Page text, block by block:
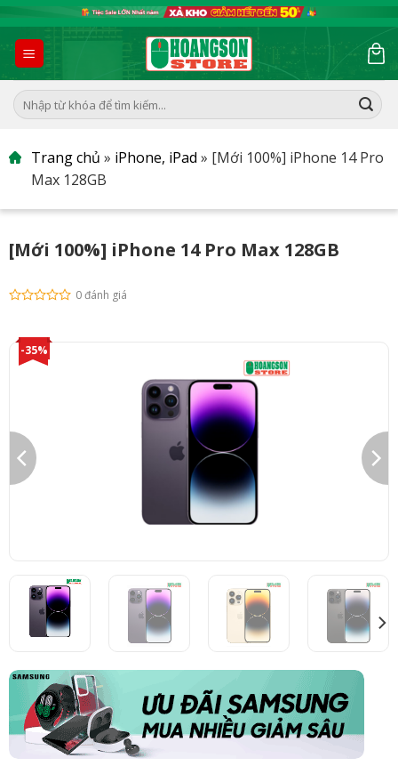
to
content
Tìm
kiếm:
Trang chủ » iPhone, iPad » [Mới 100%] iPhone 14 Pro
Max 128GB
[Mới 100%] iPhone 14 Pro Max 128GB
0 đánh giá
-35%